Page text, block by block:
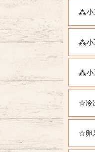
⁂小
⁂小
⁂小
☆冷
☆卵,